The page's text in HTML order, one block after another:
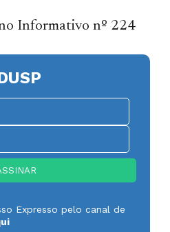
Informativo nº 224
Expresso pelo canal de